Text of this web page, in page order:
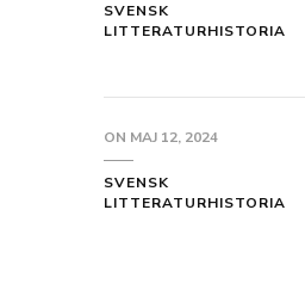
SVENSK
LITTERATURHISTORIA
ON MAJ 12, 2024
SVENSK
LITTERATURHISTORIA